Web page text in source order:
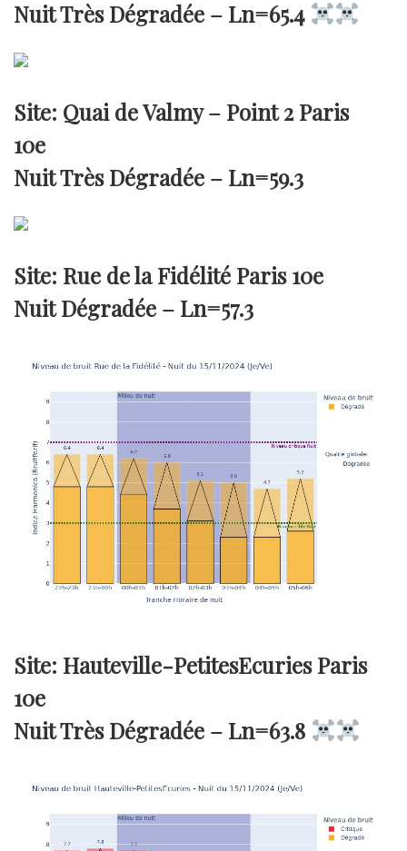
Nuit Très Dégradée – Ln=65.4
Site: Quai de Valmy – Point 2 Paris
10e
Nuit Très Dégradée – Ln=59.3
Site: Rue de la Fidélité Paris 10e
Nuit Dégradée – Ln=57.3
Site: Hauteville-PetitesEcuries Paris
10e
Nuit Très Dégradée – Ln=63.8